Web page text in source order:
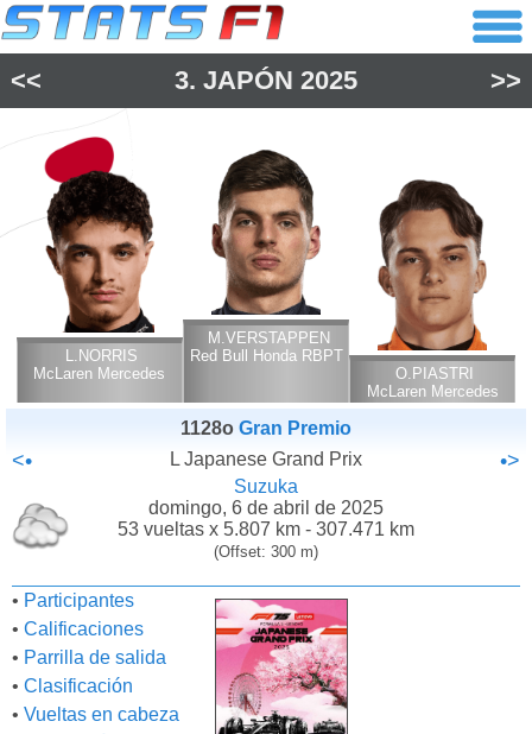
<< 3. JAPÓN 2025 >>
L.NORRIS
McLaren Mercedes
M.VERSTAPPEN
Red Bull Honda RBPT
O.PIASTRI
McLaren Mercedes
1128o Gran Premio
<• L Japanese Grand Prix •>
Suzuka
domingo, 6 de abril de 2025
53 vueltas x 5.807 km - 307.471 km
(Offset: 300 m)
• Participantes
• Calificaciones
• Parrilla de salida
• Clasificación
• Vueltas en cabeza